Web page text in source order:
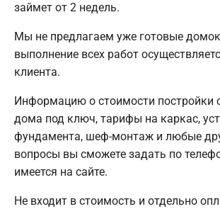
займет от 2 недель.
Мы не предлагаем уже готовые
выполнение всех работ
клиента.
Информацию о стоимости постройки
дома под ключ, тарифы на каркас,
фундамента, шеф-монтаж и любые
вопросы вы сможете задать по
имеется на сайте.
Не входит в стоимость и отдельно